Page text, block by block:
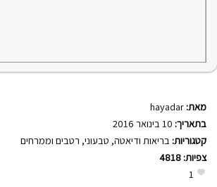
מאת: hayadar
בתאריך:
קטגוריות: בריאות ודיאטה, טבעוני, רטבים וממרחים
צפיות: 4818
1